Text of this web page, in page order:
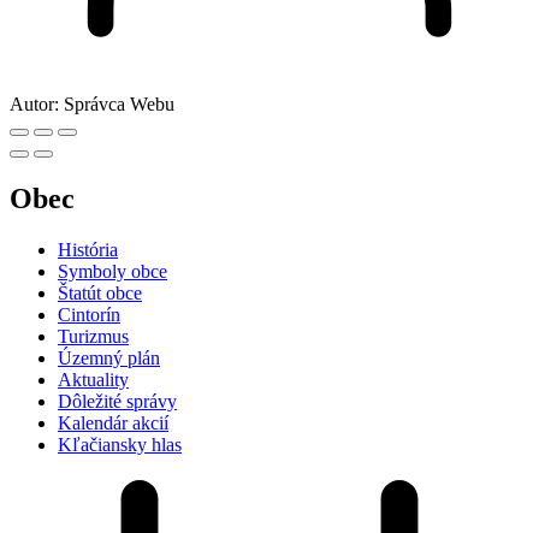
Autor: Správca Webu
Obec
História
Symboly obce
Štatút obce
Cintorín
Turizmus
Územný plán
Aktuality
Dôležité správy
Kalendár akcií
Kľačiansky hlas